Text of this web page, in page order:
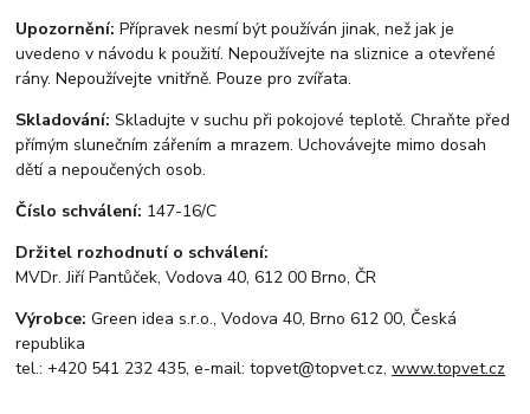
Upozornění: Přípravek nesmí být používán jinak, než jak je
uvedeno v návodu k použití. Nepoužívejte na sliznice a otevřené
rány. Nepoužívejte vnitřně. Pouze pro zvířata.
Skladování: Skladujte v suchu při pokojové teplotě. Chraňte před
přímým slunečním zářením a mrazem. Uchovávejte mimo dosah
dětí a nepoučených osob.
Číslo schválení: 147-16/C
Držitel rozhodnutí o schválení:
MVDr. Jiří Pantůček, Vodova 40, 612 00 Brno, ČR
Výrobce: Green idea s.r.o., Vodova 40, Brno 612 00, Česká
republika
tel.: +420 541 232 435, e-mail: topvet@topvet.cz,www.topvet.cz